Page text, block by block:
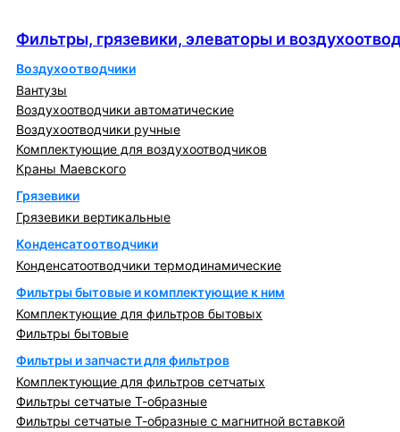
Фильтры, грязевики, элеваторы и
Воздухоотводчики
Вантузы
Воздухоотводчики автоматические
Воздухоотводчики ручные
Комплектующие для воздухоотводчиков
Краны Маевского
Грязевики
Грязевики вертикальные
Конденсатоотводчики
Конденсатоотводчики термодинамические
Фильтры бытовые и комплектующие к ним
Комплектующие для фильтров бытовых
Фильтры бытовые
Фильтры и запчасти для фильтров
Комплектующие для фильтров сетчатых
Фильтры сетчатые Т-образные
Фильтры сетчатые Т-образные с магнитной вставкой